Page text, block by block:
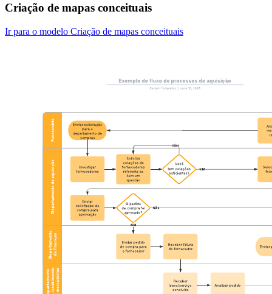
Criação de mapas conceituais
Ir para o modelo Criação de mapas conceituais